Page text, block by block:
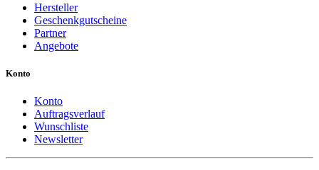
Hersteller
Geschenkgutscheine
Partner
Angebote
Konto
Konto
Auftragsverlauf
Wunschliste
Newsletter